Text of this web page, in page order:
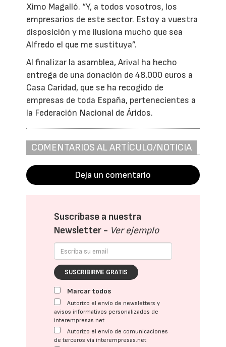
Ximo Magalló. “Y, a todos vosotros, los
empresarios de este sector. Estoy a vuestra
disposición y me ilusiona mucho que sea
Alfredo el que me sustituya”.
Al finalizar la asamblea, Arival ha hecho
entrega de una donación de 48.000 euros a
Casa Caridad, que se ha recogido de
empresas de toda España, pertenecientes a
la Federación Nacional de Áridos.
COMENTARIOS AL ARTÍCULO/NOTICIA
Deja un comentario
Suscríbase a nuestra
Newsletter - Ver ejemplo
SUSCRIBIRME GRATIS
Marcar todos
Autorizo el envío de newsletters y
avisos informativos personalizados de
interempresas.net
Autorizo el envío de comunicaciones
de terceros vía interempresas.net